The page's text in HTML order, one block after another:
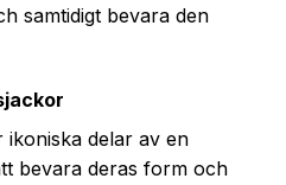
samtidigt bevara den
delar av en
bevara deras form och